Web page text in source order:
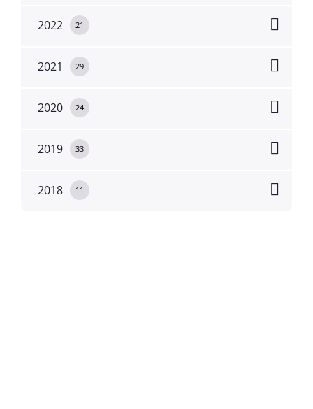
2022 21
2021 29
2020 24
2019 33
2018 11